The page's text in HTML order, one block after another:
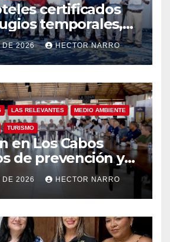
certificados
temporales,
Los Cabos
prevención y
un destino seguro
DE 2026 HECTOR NARRO
LAS RELEVANTES MEDIO AMBIENTE
TURISMO
en Los Cabos
de prevención y
playas ante oleaje
de ciclones
DE 2026 HECTOR NARRO